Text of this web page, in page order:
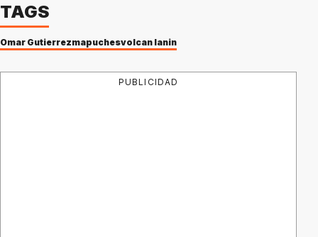
TAGS
Omar Gutierrezmapuchesvolcan lanin
PUBLICIDAD